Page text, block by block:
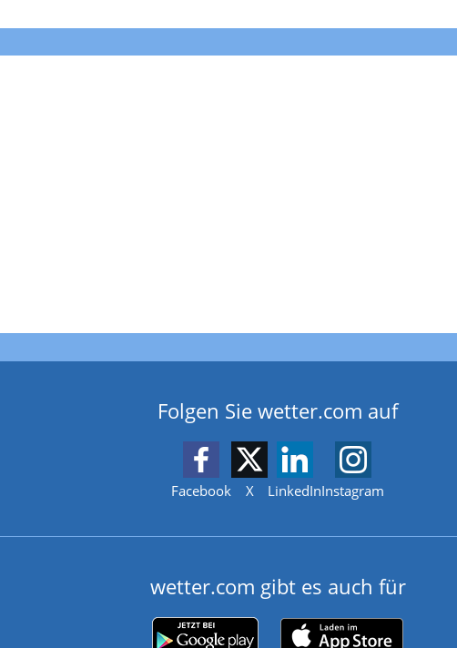
Folgen Sie wetter.com auf
Facebook X LinkedInInstagram
wetter.com gibt es auch für